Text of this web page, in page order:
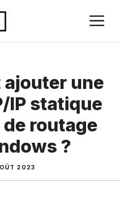
ajouter une
IP statique
de routage
?
2023